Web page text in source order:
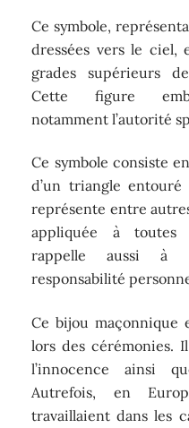
Ce symbole,
dressées vers le ciel,
grades supérieurs
Cette figure
notamment l’autorité
Ce symbole consiste
d’un triangle
représente entre
appliquée à toutes
rappelle aussi à
responsabilité
Ce bijou maçonnique
lors des cérémonies.
l’innocence ainsi
Autrefois, en
travaillaient dans les